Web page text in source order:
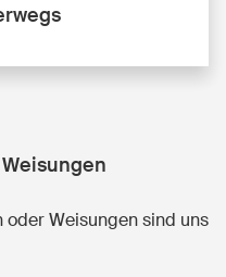
Weisungen sind uns